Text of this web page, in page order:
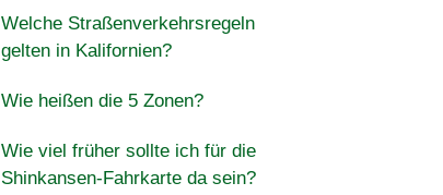
Welche Straßenverkehrsregeln
gelten in Kalifornien?
Wie heißen die 5 Zonen?
Wie viel früher sollte ich für die
Shinkansen-Fahrkarte da sein?